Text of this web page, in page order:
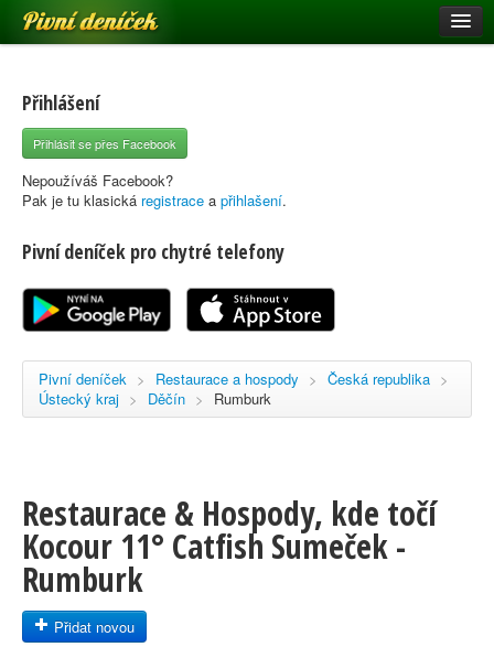
Pivní deníček
Pivní mapa
Pivní značky
Nápověda
Registrace
Přihlášení
Přihlásit se přes Facebook
Nepoužíváš Facebook?
Pak je tu klasická registrace a přihlašení.
Pivní deníček pro chytré telefony
Pivní deníček > Restaurace a hospody > Česká republika >
Ústecký kraj > Děčín > Rumburk
Restaurace & Hospody, kde točí
Kocour 11° Catfish Sumeček -
Rumburk
Přidat novou